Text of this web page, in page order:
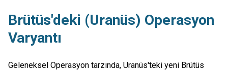
Brütüs'deki (Uranüs) Operasyon
Varyantı
Geleneksel Operasyon tarzında, Uranüs'teki yeni Brütüs